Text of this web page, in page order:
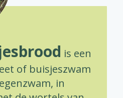
is een
of buisjeszwam
in